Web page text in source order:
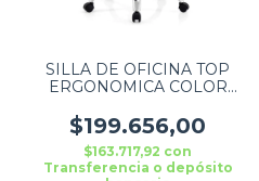
SILLA DE OFICINA TOP
ERGONOMICA COLOR
$199.656,00
$163.717,92 con
Transferencia o depósito